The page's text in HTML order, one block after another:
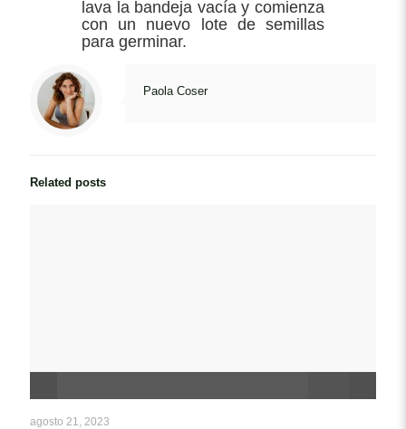
lava la bandeja vacía y comienza
con un nuevo lote de semillas
para germinar.
Paola Coser
Related posts
agosto 21, 2023